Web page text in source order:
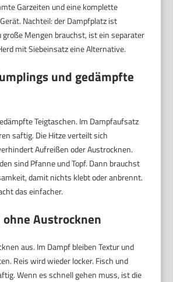
Garzeiten und eine komplette
Nachteil: der Dampfplatz ist
große Mengen brauchst, ist ein separater
mit Siebeinsatz eine Alternative.
und gedämpfte
Teigtaschen. Im Dampfaufsatz
saftig. Die Hitze verteilt sich
Aufreißen oder Austrocknen.
sind Pfanne und Topf. Dann brauchst
damit nichts klebt oder anbrennt.
das einfacher.
Austrocknen
aus. Im Dampf bleiben Textur und
Reis wird wieder locker. Fisch und
Wenn es schnell gehen muss, ist die